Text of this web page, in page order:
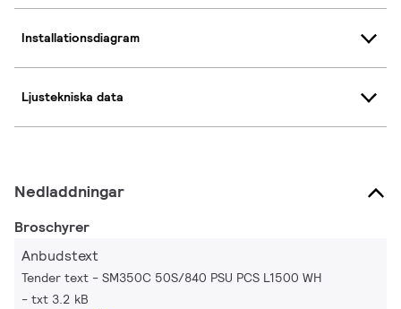
Installationsdiagram
Ljustekniska data
Nedladdningar
Broschyrer
Anbudstext
Tender text - SM350C 50S/840 PSU PCS L1500 WH
txt 3.2 kB